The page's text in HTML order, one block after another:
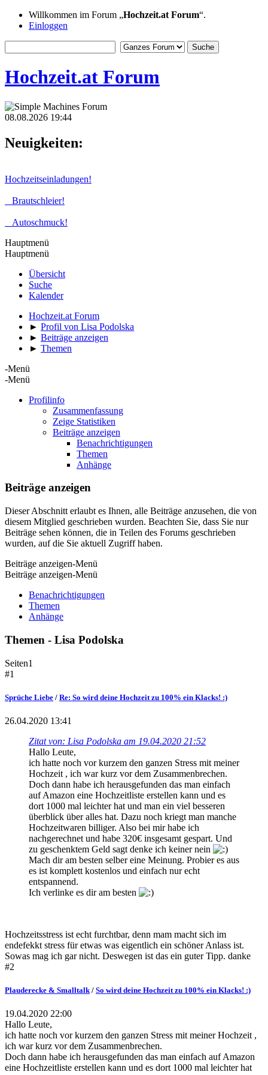
Willkommen im Forum „Hochzeit.at Forum“.
Einloggen
Hochzeit.at Forum
08.08.2026 19:44
Neuigkeiten:
Hochzeitseinladungen!
Brautschleier!
Autoschmuck!
Hauptmenü
Hauptmenü
Übersicht
Suche
Kalender
Hochzeit.at Forum
► Profil von Lisa Podolska
► Beiträge anzeigen
► Themen
-Menü
-Menü
Profilinfo
Zusammenfassung
Zeige Statistiken
Beiträge anzeigen
Benachrichtigungen
Themen
Anhänge
Beiträge anzeigen
Dieser Abschnitt erlaubt es Ihnen, alle Beiträge anzusehen, die von
diesem Mitglied geschrieben wurden. Beachten Sie, dass Sie nur
Beiträge sehen können, die in Teilen des Forums geschrieben
wurden, auf die Sie aktuell Zugriff haben.
Beiträge anzeigen-Menü
Beiträge anzeigen-Menü
Benachrichtigungen
Themen
Anhänge
Themen - Lisa Podolska
Seiten1
#1
Sprüche Liebe / Re: So wird deine Hochzeit zu 100% ein Klacks! :)
26.04.2020 13:41
Zitat von: Lisa Podolska am 19.04.2020 21:52
Hallo Leute,
ich hatte noch vor kurzem den ganzen Stress mit meiner
Hochzeit , ich war kurz vor dem Zusammenbrechen.
Doch dann habe ich herausgefunden das man einfach
auf Amazon eine Hochzeitliste erstellen kann und es
dort 1000 mal leichter hat und man ein viel besseren
überblick über alles hat. Dazu noch kriegt man manche
Hochzeitwaren billiger. Also bei mir habe ich
nachgerechnet und habe 320€ insgesamt gespart. Und
zu geschenktem Geld sagt denke ich keiner nein
Mach dir am besten selber eine Meinung. Probier es aus
es ist komplett kostenlos und einfach nur echt
entspannend.
Ich verlinke es dir am besten
Hochzeitsstress ist echt furchtbar, denn mam macht sich im
endefekkt stress für etwas was eigentlich ein schöner Anlass ist.
Sowas mag ich gar nicht. Deswegen ist das ein guter Tipp. danke
#2
Plauderecke & Smalltalk/ So wird deine Hochzeit zu 100% ein Klacks! :)
19.04.2020 22:00
Hallo Leute,
ich hatte noch vor kurzem den ganzen Stress mit meiner Hochzeit ,
ich war kurz vor dem Zusammenbrechen.
Doch dann habe ich herausgefunden das man einfach auf Amazon
eine Hochzeitliste erstellen kann und es dort 1000 mal leichter hat